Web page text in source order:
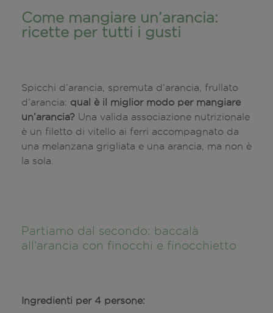
Come mangiare un’arancia:
ricette per tutti i gusti
Spicchi d’arancia, spremuta d’arancia, frullato
d’arancia: qual è il miglior modo per mangiare
un’arancia? Una valida associazione nutrizionale
è un filetto di vitello ai ferri accompagnato da
una melanzana grigliata e una arancia, ma non è
la sola.
Partiamo dal secondo: baccalà
all’arancia con finocchi e finocchietto
Ingredienti per 4 persone: